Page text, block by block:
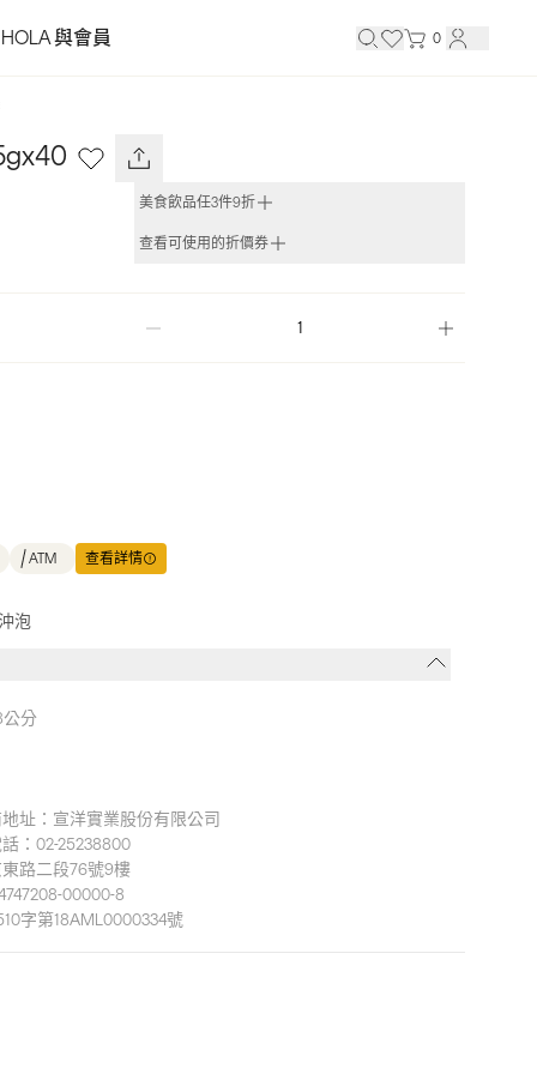
HOLA 與會員 0
美食飲品任3件9折
查看可使用的折價券
ATM 查看詳情
泡
公分
址：宣洋實業股份有限公司
：02-25238800
路二段76號9樓
00000-8
字第18AML0000334號